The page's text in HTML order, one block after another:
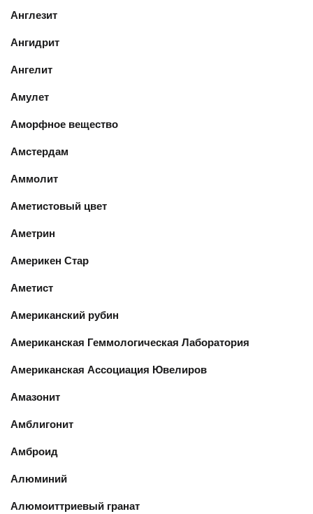
Англезит
Ангидрит
Ангелит
Амулет
Аморфное вещество
Амстердам
Аммолит
Аметистовый цвет
Аметрин
Америкен Стар
Аметист
Американский рубин
Американская Геммологическая Лаборатория
Американская Ассоциация Ювелиров
Амазонит
Амблигонит
Амброид
Алюминий
Алюмоиттриевый гранат